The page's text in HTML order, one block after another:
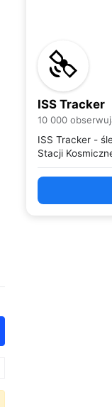
ISS Tracker
10 000
ISS Tracker -
Stacji